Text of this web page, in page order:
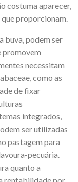
costuma aparecer,
proporcionam.
buva, podem ser
promovem
necessitam
como as
de fixar
integrados,
ser utilizadas
pastagem para
pecuária.
quanto a